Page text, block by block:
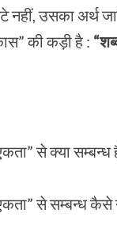
नहीं, उसका अर्थ
की कड़ी है :
से क्या सम्बन्ध
से सम्बन्ध कैसे